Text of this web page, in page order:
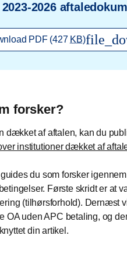
2026
PDF (427 KB)
forsker?
dækket af aftalen, kan du
institutioner dækket af
du som forsker
Første skridt er at
(tilhørsforhold). Dernæst
OA uden APC betaling, og
din artikel.